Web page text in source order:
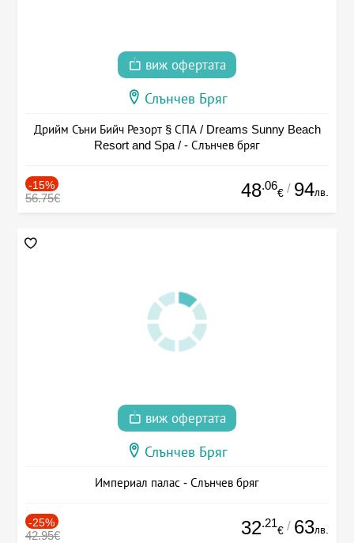
виж офертата
Слънчев Бряг
Дрийм Съни Бийч Резорт § СПА / Dreams Sunny Beach
Resort and Spa / - Слънчев бряг
-15%
56.75€ 48.06
€ / 94лв.
виж офертата
Слънчев Бряг
Империал палас - Слънчев бряг
-25%
42.95€ 32.21
€ / 63лв.